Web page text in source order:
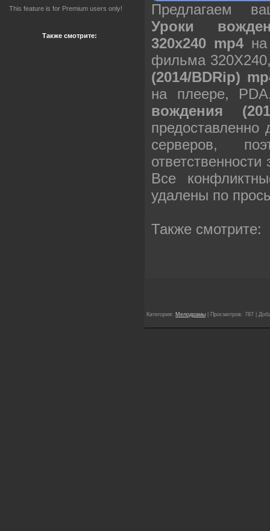
This feature is for Premium users only!
Также смотрите:
Предлагаем
Уроки
320х240 mp4на
фильма
(2014/BDRip)
на плеере,
вождения
серверов,
Все
удалены по
Также смотрите:
Категория: Мелодрамы | Просмотров: 787 |